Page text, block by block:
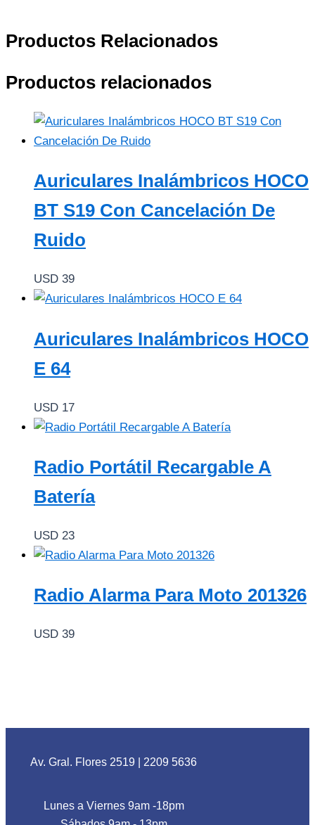
Productos Relacionados
Productos relacionados
Auriculares Inalámbricos HOCO
BT S19 Con Cancelación De
Ruido
USD 39
Auriculares Inalámbricos HOCO
E 64
USD 17
Radio Portátil Recargable A
Batería
USD 23
Radio Alarma Para Moto 201326
USD 39
Av. Gral. Flores 2519 2209 5636
Lunes a Viernes 9am -18pm